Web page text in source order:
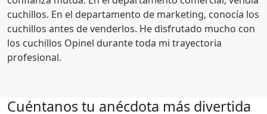
cuchillos. En el departamento de marketing, conocía los
cuchillos antes de venderlos. He disfrutado mucho con
los cuchillos Opinel durante toda mi trayectoria
profesional.
Cuéntanos tu anécdota más divertida